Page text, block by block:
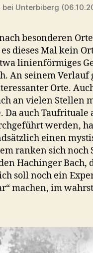
bei Unterbiberg
besonderen
dieses Mal kein
linienförmiges
An seinem Verlauf
Orte.
an vielen Stellen
Da auch Taufrituale
werden,
einen
ranken sich noch
Hachinger Bach,
soll noch ein
machen, im